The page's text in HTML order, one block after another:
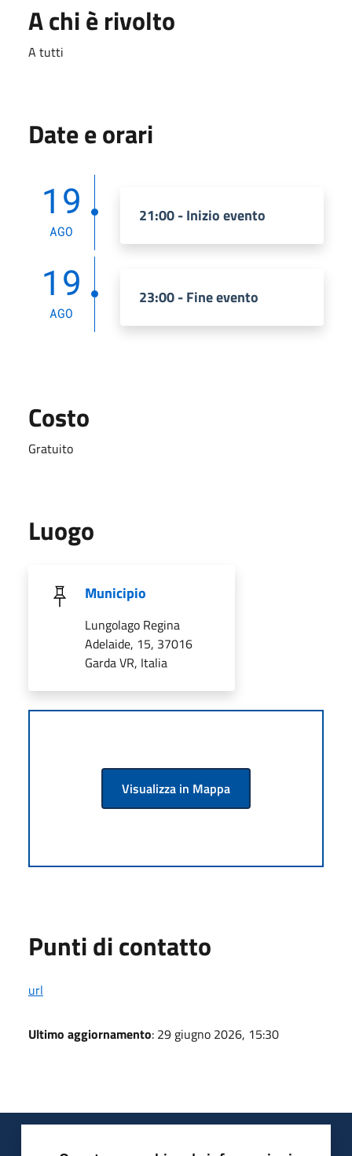
A chi è rivolto
A tutti
Date e orari
19
AGO
21:00 - Inizio evento
19
AGO
23:00 - Fine evento
Costo
Gratuito
Luogo
Municipio
Lungolago Regina
Adelaide, 15, 37016
Garda VR, Italia
Visualizza in Mappa
Punti di contatto
url
Ultimo aggiornamento: 29 giugno 2026, 15:30